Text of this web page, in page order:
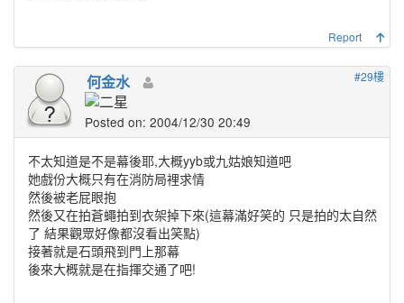
Report
#29樓
何金水
Posted on: 2004/12/30 20:49
不太知道是不是幕後耶,大概yyb或九姑娘知道吧
她戲份大概只有在消防局裡求情
然後被老屁眼抱
然後又在拍蒼蠅拍到衣架掉下來(這幕滿好笑的 只是拍的太自然
了 結果觀眾好像都沒看出笑點)
接著就是石頭飛到門上那幕
後來大概就是在指揮交通了吧!